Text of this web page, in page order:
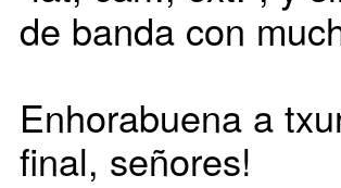
de banda con
Enhorabuena a
final, señores!